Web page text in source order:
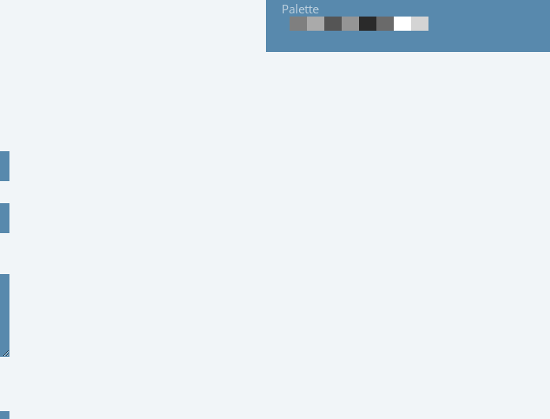
Palette